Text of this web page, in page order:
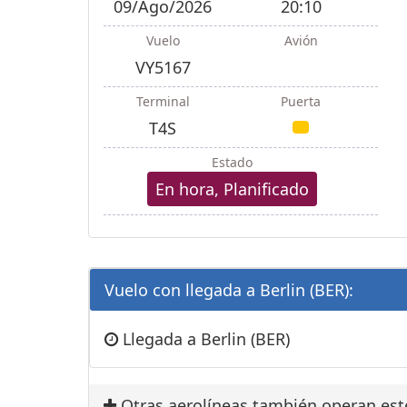
09/Ago/2026 20:10
Vuelo
VY5167
Avión
Terminal
T4S
Puerta
Estado
En hora, Planificado
Vuelo con llegada a Berlin (BER):
Llegada a Berlin (BER)